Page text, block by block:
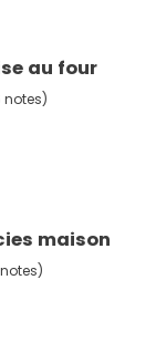
au four
notes)
maison